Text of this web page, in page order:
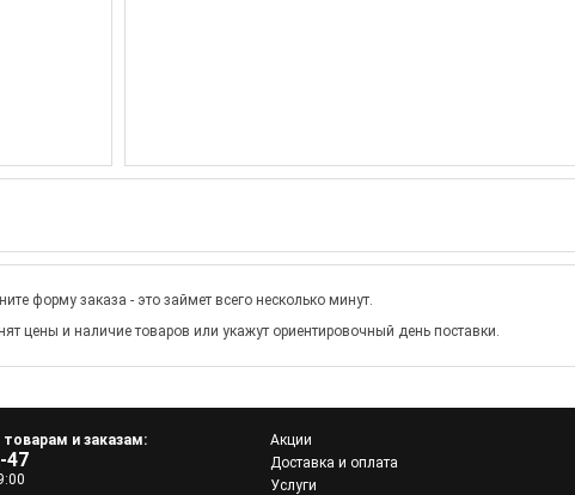
форму заказа - это займет всего несколько минут.
цены и наличие товаров или укажут ориентировочный день поставки.
товарам и заказам:
47
Акции
Доставка и оплата
Услуги